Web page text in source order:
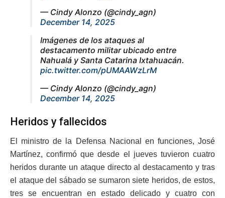
— Cindy Alonzo (@cindy_agn)
December 14, 2025
Imágenes de los ataques al
destacamento militar ubicado entre
Nahualá y Santa Catarina Ixtahuacán.
pic.twitter.com/pUMAAWzLrM
— Cindy Alonzo (@cindy_agn)
December 14, 2025
Heridos y fallecidos
El ministro de la Defensa Nacional en funciones, José
Martínez, confirmó que desde el jueves tuvieron cuatro
heridos durante un ataque directo al destacamento y tras
el ataque del sábado se sumaron siete heridos, de estos,
tres se encuentran en estado delicado y cuatro con